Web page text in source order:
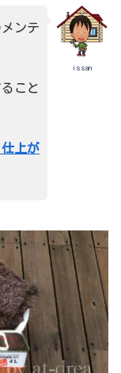
issan
ンテ
こと
上が